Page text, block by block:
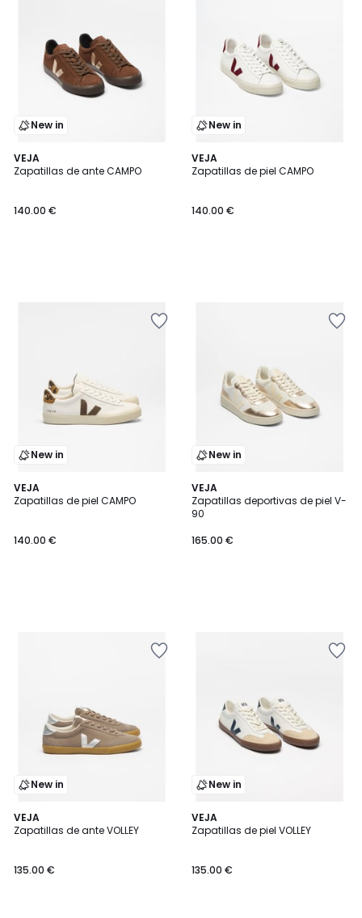
New in
VEJA
Zapatillas de ante CAMPO
140.00 €
New in
VEJA
Zapatillas de piel CAMPO
140.00 €
New in
VEJA
Zapatillas de piel CAMPO
140.00 €
New in
VEJA
Zapatillas deportivas de piel V-
90
165.00 €
New in
VEJA
Zapatillas de ante VOLLEY
135.00 €
New in
VEJA
Zapatillas de piel VOLLEY
135.00 €